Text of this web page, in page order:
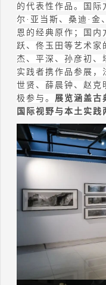
的代表性作品。国际
尔 · 亚当斯、桑迪 · 金
恩的经典原作；国内
跃、佟玉田等艺术家
杰、平深、孙彦初、
实践者携作品参展，
世贤、薛晨钟、赵克
极参与。 展览涵盖古
国际视野与本土实践